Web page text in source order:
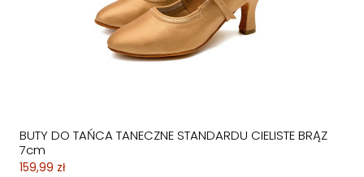
BUTY DO TAŃCA TANECZNE STANDARDU CIELISTE BRĄZ
7cm
159,99 zł